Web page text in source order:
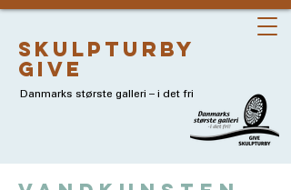
Danmarks største galleri – i det fri
skulpturby
give